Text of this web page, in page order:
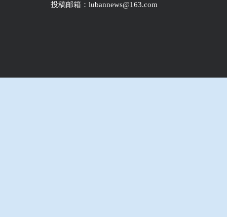
投稿邮箱：lubannews@163.com